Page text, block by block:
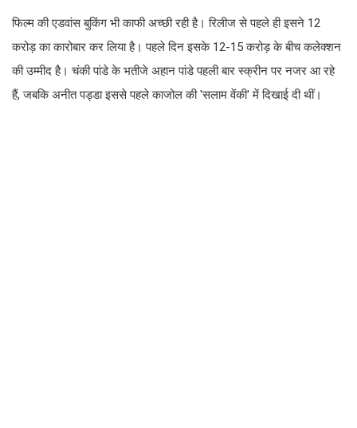
फिल्म की एडवांस बुकिंग भी काफी अच्छी रही है। रिलीज से पहले ही इसने 12
करोड़ का कारोबार कर लिया है। पहले दिन इसके 12-15 करोड़ के बीच कलेक्शन
की उम्मीद है। चंकी पांडे के भतीजे अहान पांडे पहली बार स्क्रीन पर नजर आ रहे
हैं, जबकि अनीत पड्डा इससे पहले काजोल की 'सलाम वेंकी' में दिखाई दी थीं।